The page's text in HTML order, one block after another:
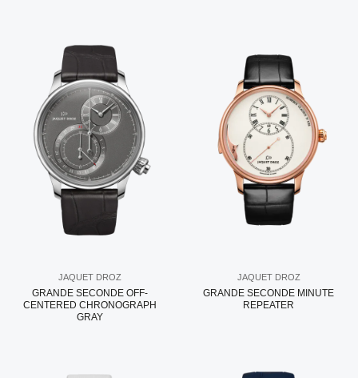
JAQUET DROZ
GRANDE SECONDE OFF-
CENTERED CHRONOGRAPH
GRAY
JAQUET DROZ
GRANDE SECONDE MINUTE
REPEATER